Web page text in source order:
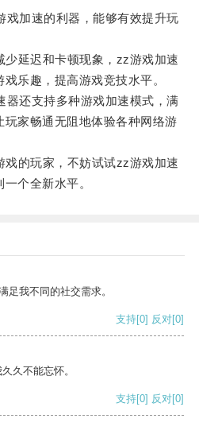
加速的利器，能够有效提升玩
延迟和卡顿现象，zz游戏加速
乐趣，提高游戏竞技水平。
还支持多种游戏加速模式，满
玩家畅通无阻地体验各种网络游
的玩家，不妨试试zz游戏加速
个全新水平。
足我不同的社交需求。
支持[0] 反对[0]
久不能忘怀。
支持[0] 反对[0]